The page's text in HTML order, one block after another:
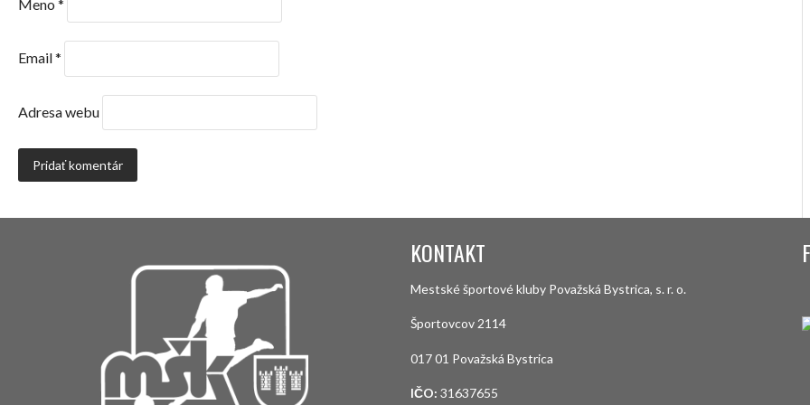
Meno *
Email*
Adresa webu
KONTAKT
Mestské športové kluby Považská Bystrica, s. r. o.
Športovcov 2114
017 01 Považská Bystrica
IČO: 31637655